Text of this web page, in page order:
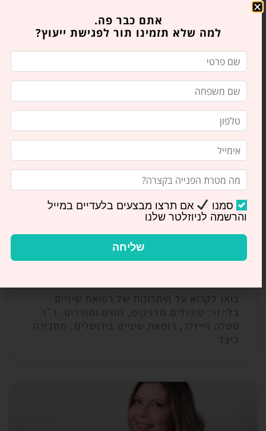
שליחה
מאמרים אחרונים
רפואת שיניים בלייזר: יתרונות
בואו לקרוא על היתרונות של רפואת שיניים
בלייזר: טיפולים מדויקים, נוחים ומהירים. ד"ר
סטלה הייזלר, רופאת שיניים בירושלים, מסבירה
כיצד
אתם כבר פה.
למה שלא תזמינו תור לפגישת ייעוץ?
סמנו
אם תרצו מבצעים בלעדיים במייל
והרשמה לניוזלטר שלנו
שליחה